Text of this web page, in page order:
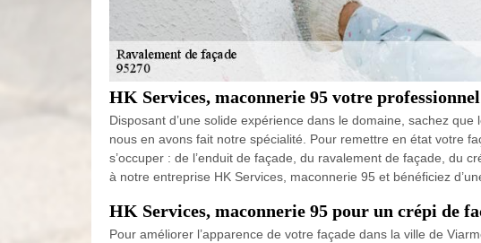
HK Services, maconnerie 95 votre
Disposant d’une solide expérience dans le domaine, sachez
nous en avons fait notre spécialité. Pour remettre en état votre
s’occuper : de l’enduit de façade, du ravalement de façade, du
à notre entreprise HK Services, maconnerie 95 et bénéficiez
HK Services, maconnerie 95 pour un crépi de
Pour améliorer l’apparence de votre façade dans la ville de